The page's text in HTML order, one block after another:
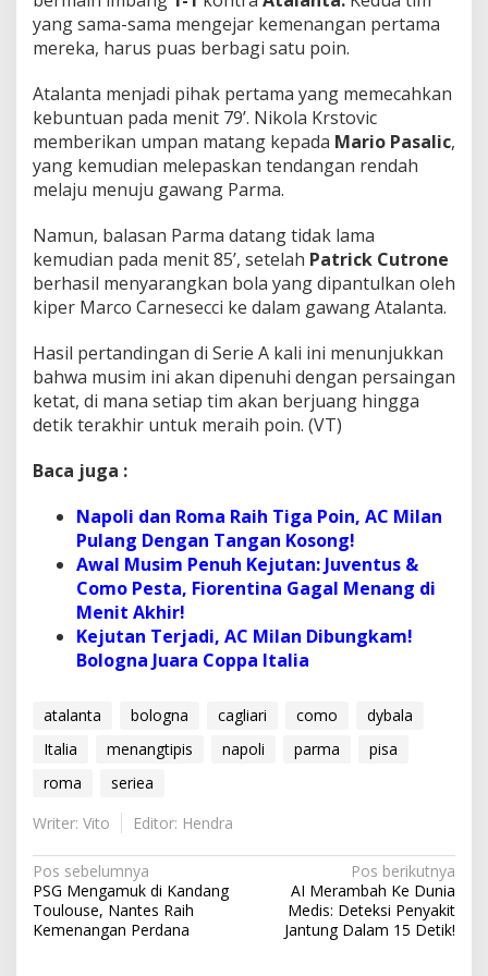
yang sama-sama mengejar kemenangan pertama
mereka, harus puas berbagi satu poin.
Atalanta menjadi pihak pertama yang memecahkan
kebuntuan pada menit 79’. Nikola Krstovic
memberikan umpan matang kepada Mario Pasalic,
yang kemudian melepaskan tendangan rendah
melaju menuju gawang Parma.
Namun, balasan Parma datang tidak lama
kemudian pada menit 85’, setelah Patrick Cutrone
berhasil menyarangkan bola yang dipantulkan oleh
kiper Marco Carnesecci ke dalam gawang Atalanta.
Hasil pertandingan di Serie A kali ini menunjukkan
bahwa musim ini akan dipenuhi dengan persaingan
ketat, di mana setiap tim akan berjuang hingga
detik terakhir untuk meraih poin. (VT)
Baca juga :
Napoli dan Roma Raih Tiga Poin, AC Milan
Pulang Dengan Tangan Kosong!
Awal Musim Penuh Kejutan: Juventus &
Como Pesta, Fiorentina Gagal Menang di
Menit Akhir!
Kejutan Terjadi, AC Milan Dibungkam!
Bologna Juara Coppa Italia
atalanta bologna cagliari como
dybala
Italia
menangtipis napoli parma
pisa
roma
seriea
Writer: Vito
Editor: Hendra
N
a
v
Pos sebelumnya
PSG Mengamuk di Kandang
Toulouse, Nantes Raih
Kemenangan Perdana
Pos berikutnya
AI Merambah Ke Dunia
Medis: Deteksi Penyakit
Jantung Dalam 15 Detik!